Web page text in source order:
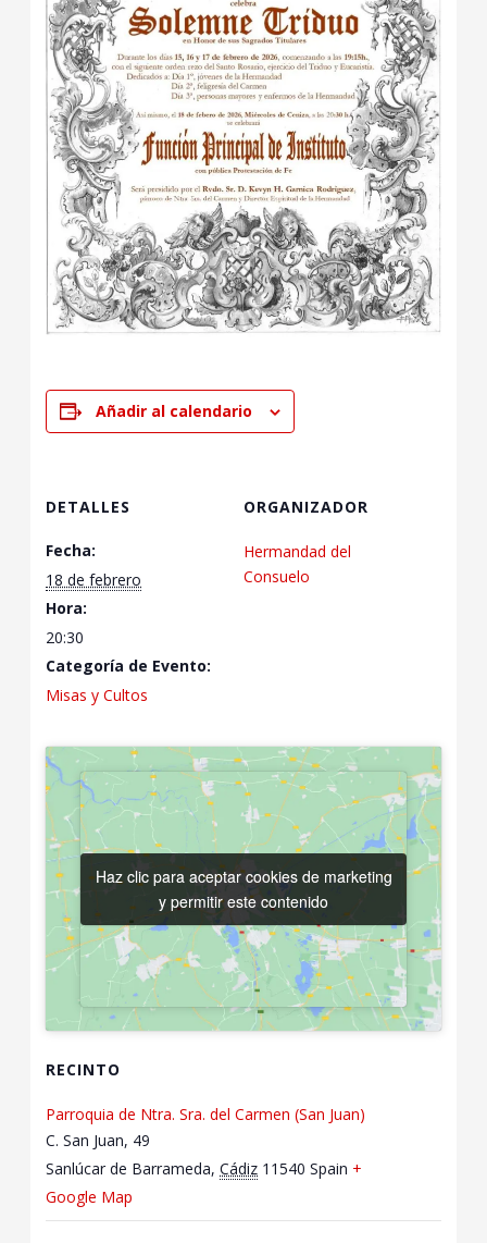
Añadir al calendario
DETALLES
Fecha:
18 de febrero
Hora:
20:30
Categoría de Evento:
Misas y Cultos
ORGANIZADOR
Hermandad del
Consuelo
RECINTO
Parroquia de Ntra. Sra. del Carmen (San Juan)
C. San Juan, 49
Sanlúcar de Barrameda, Cádiz 11540 Spain +
Google Map
Haz clic para aceptar cookies de marketing
y permitir este contenido
Haz clic para aceptar cookies de marketing
y permitir este contenido